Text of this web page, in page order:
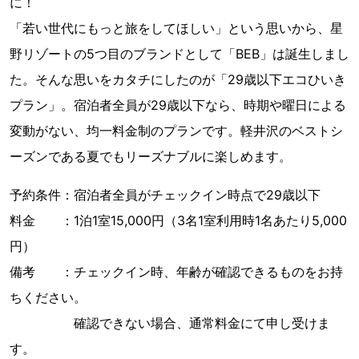
「若い世代にもっと旅をしてほしい」という思いから、星
野リゾートの5つ目のブランドとして「BEB」は誕生しまし
た。そんな思いをカタチにしたのが「29歳以下エコひいき
プラン」。宿泊者全員が29歳以下なら、時期や曜日による
変動がない、均一料金制のプランです。軽井沢のベストシ
ーズンである夏でもリーズナブルに楽しめます。
予約条件：宿泊者全員がチェックイン時点で29歳以下
料金 ：1泊1室15,000円（3名1室利用時1名あたり5,000
円）
備考 ：チェックイン時、年齢が確認できるものをお持
ちください。
確認できない場合、通常料金にて申し受けま
す。